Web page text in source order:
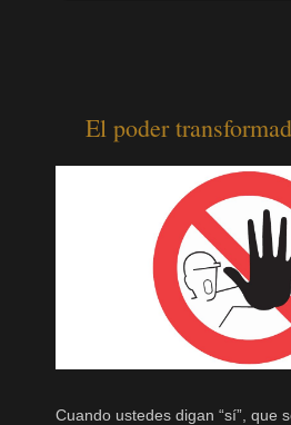
El poder
Cuando ustedes digan “sí”, que